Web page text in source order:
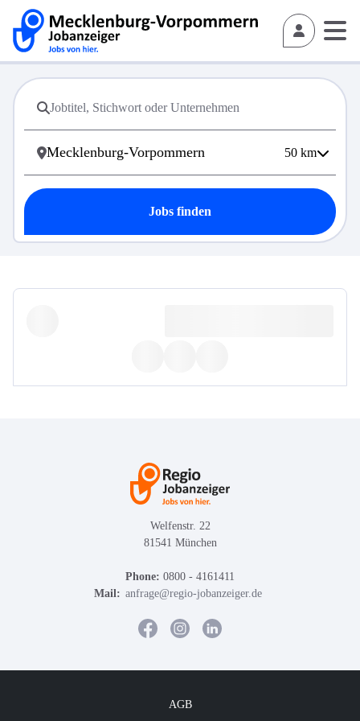
50 km
Jobs finden
Welfenstr. 22
81541 München
Phone: 0800 - 4161411
Mail: anfrage@regio-jobanzeiger.de
AGB